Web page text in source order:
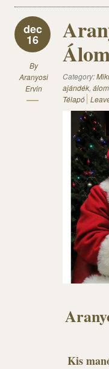
dec
16
By
Aranyosi
Ervin
Category:
ajándék, álom
Télapó
Kis